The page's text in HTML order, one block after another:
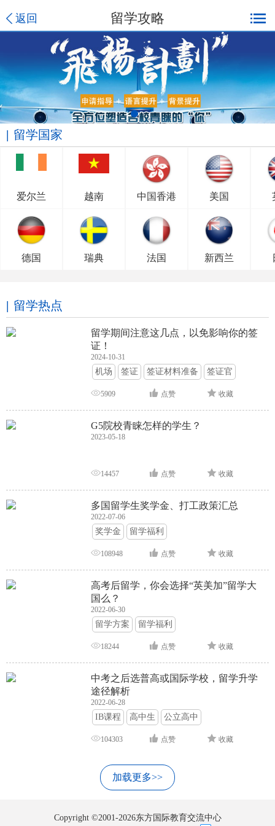
返回 留学攻略
留学国家
爱尔兰 越南 中国香港 美国
德国 瑞典 法国 新西兰
留学热点
留学期间注意这几点，以免影响你的签
证！
2024-10-31
机场 签证 签证材料准备 签证官
签证面试 签证申请攻略
5909 点赞 收藏
G5院校青睐怎样的学生？
2023-05-18
14457 点赞 收藏
多国留学生奖学金、打工政策汇总
2022-07-06
奖学金 留学福利
108948 点赞 收藏
高考后留学，你会选择“英美加”留学大
国么？
2022-06-30
留学方案 留学福利
18244 点赞 收藏
中考之后选普高或国际学校，留学升学
途径解析
2022-06-28
IB课程 高中生 公立高中
104303 点赞 收藏
加载更多>>
Copyright ©2001-2026东方国际教育交流中心